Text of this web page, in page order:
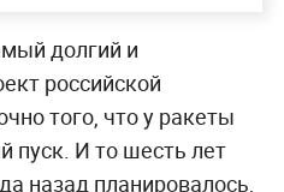
долгий и
российской
того, что у ракеты
пуск. И то шесть лет
назад планировалось,